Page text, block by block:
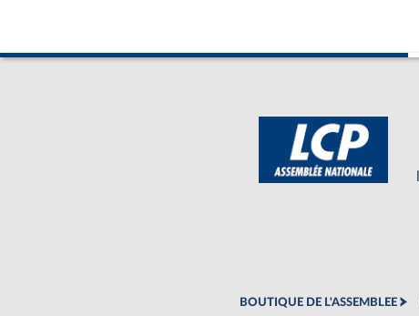
BOUTIQUE DE L'ASSEMBLEE